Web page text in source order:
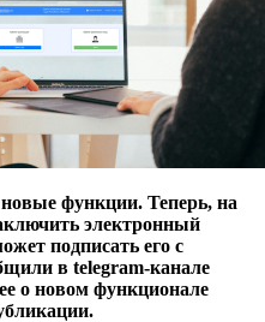
функции. Теперь, на
электронный
подписать его с
в telegram-канале
о новом функционале